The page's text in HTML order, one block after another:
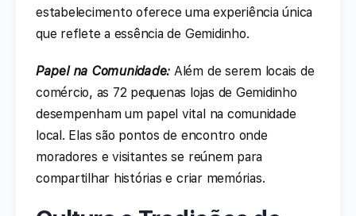
estabelecimento oferece uma experiência única
que reflete a essência de Gemidinho.
Papel na Comunidade: Além de serem locais de
comércio, as 72 pequenas lojas de Gemidinho
desempenham um papel vital na comunidade
local. Elas são pontos de encontro onde
moradores e visitantes se reúnem para
compartilhar histórias e criar memórias.